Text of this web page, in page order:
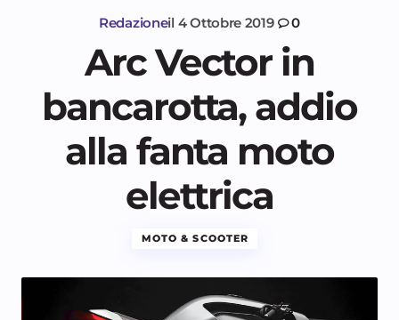
Redazioneil 4 Ottobre 2019 0
Arc Vector in
bancarotta, addio
alla fanta moto
elettrica
MOTO & SCOOTER